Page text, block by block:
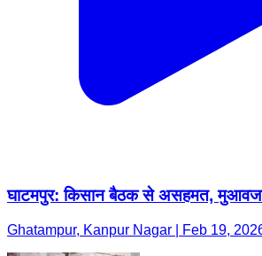
घाटमपुर: किसान बैठक से असहमत, मुआवजा
Ghatampur, Kanpur Nagar | Feb 19,